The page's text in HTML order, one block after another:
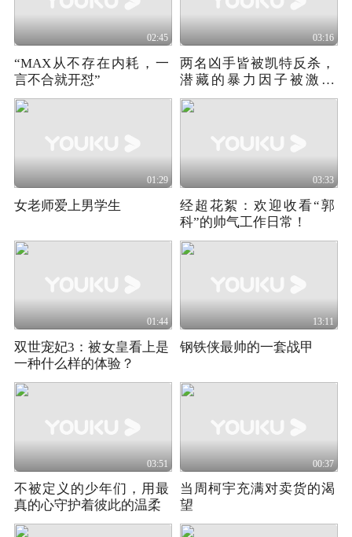
02:45
“MAX从不存在内耗，一
言不合就开怼”
03:16
两名凶手皆被凯特反杀，
潜藏的暴力因子被激活
《首席女法医》第一季08
01:29
女老师爱上男学生
03:33
经超花絮：欢迎收看“郭
科”的帅气工作日常！
01:44
双世宠妃3：被女皇看上是
一种什么样的体验？
13:11
钢铁侠最帅的一套战甲
03:51
不被定义的少年们，用最
真的心守护着彼此的温柔
00:37
当周柯宇充满对卖货的渴
望